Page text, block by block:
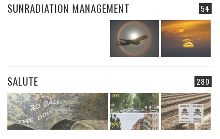
54
SUNRADIATION MANAGEMENT
280
SALUTE